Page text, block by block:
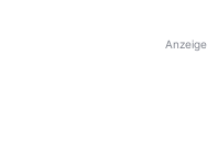
Anzeige